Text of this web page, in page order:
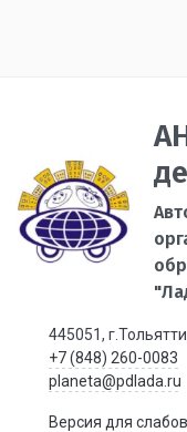
445051,
+7 (848) 260-0083
planeta@pdlada.ru
Версия для